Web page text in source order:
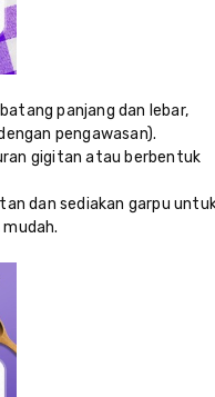
panjang dan lebar,
pengawasan).
gigitan atau berbentuk
dan sediakan garpu